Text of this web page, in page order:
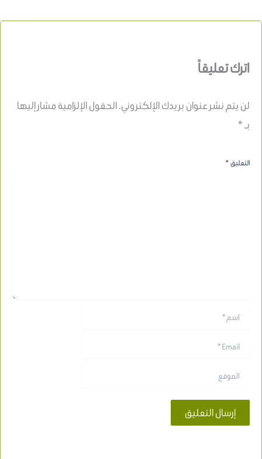
اترك تعليقاً
لن يتم نشر عنوان بريدك الإلكتروني.الحقول الإلزامية مشار إليها
بـ*
التعليق*